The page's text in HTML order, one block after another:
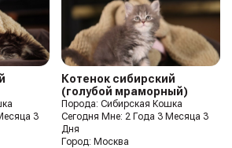
3
Котенок сибирский
(голубой мраморный)
Порода: Сибирская Кошка
Сегодня Мне: 2 Года 3 Месяца 3
Дня
Город: Москва